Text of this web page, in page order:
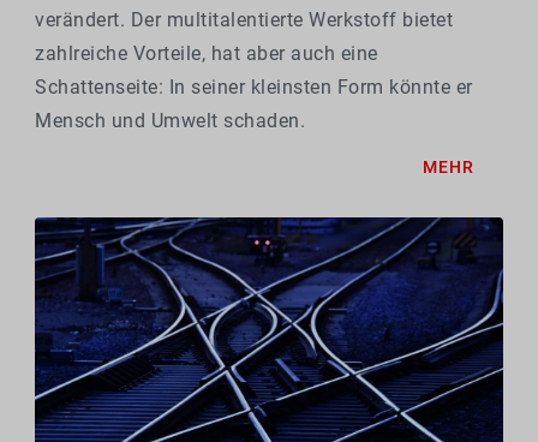
verändert. Der multitalentierte Werkstoff bietet
zahlreiche Vorteile, hat aber auch eine
Schattenseite: In seiner kleinsten Form könnte er
Mensch und Umwelt schaden.
MEHR